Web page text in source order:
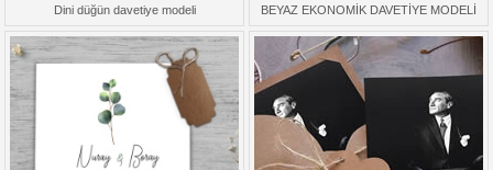
Dini düğün davetiye modeli BEYAZ EKONOMİK DAVETİYE MODELİ